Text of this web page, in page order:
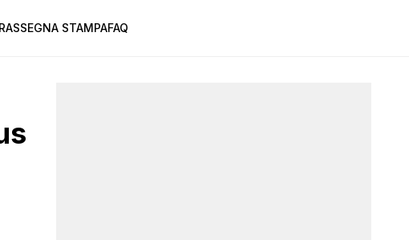
RASSEGNA STAMPAFAQ